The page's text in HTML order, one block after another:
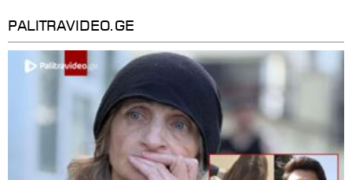
PALITRAVIDEO.GE